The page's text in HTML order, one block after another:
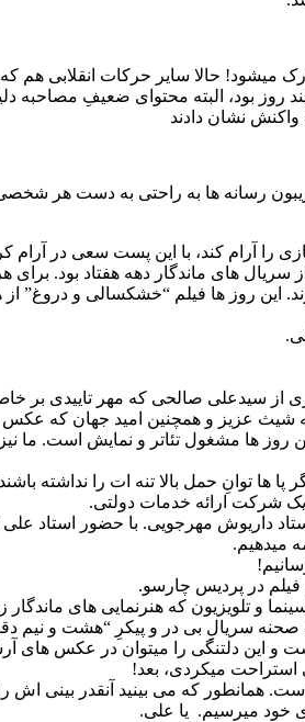
میشود! حالا سایر حرکات انقلابی هم که
روز بود، البته محتوای ضعیفِ
نشان دادند
رسانه ها به راحتی به دست هر شخصی
را آرام کند، با این پست سعی در آرام
های ماندگار دهه هفتاد بود. برای
این روز ها فیلم “خشکسالی و دروغ”
از سیدعلی صالحی که مهر تاییدی بر
شیث عزیز و همچنین امید جهان که عکس
ها مشغول تئاتر و نمایش است. ما
ها توانِ حمل بالا تنه ات را نداشته
شرکت ارائه خدمات دولتی.
داریوش مهرجویی. با حضور استاد علی
فیلم در پردیس چارسو.
تلویزیون که هنرنمایی های
صحنه سریالِ بی در و پیکرِ “هشت و نیم
این دلتنگی را میتوان در عکس های
استراحت میکردی، بعد!
که می بینید آنقدر بینی اش